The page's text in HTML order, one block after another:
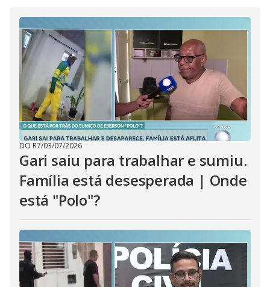
i
d
e
o
DO R7/03/07/2026
Gari saiu para trabalhar e sumiu.
Família está desesperada | Onde
está "Polo"?